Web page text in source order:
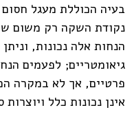
בעיה הכוללת מעגל
נקודת השקה רק משום
הנחות אלה נכונות,
גיאומטריים; לפעמים
פרטיים, אך לא במקרה
אינן נכונות כלל